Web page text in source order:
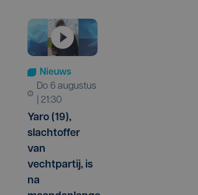
Nieuws
do 6 augustus
| 21:30
Yaro (19),
slachtoffer
van
vechtpartij, is
na